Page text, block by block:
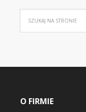
O FIRMIE